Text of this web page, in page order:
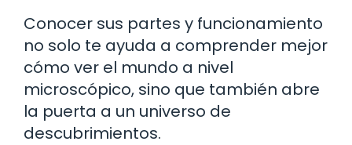
Conocer sus partes y funcionamiento
no solo te ayuda a comprender mejor
cómo ver el mundo a nivel
microscópico, sino que también abre
la puerta a un universo de
descubrimientos.